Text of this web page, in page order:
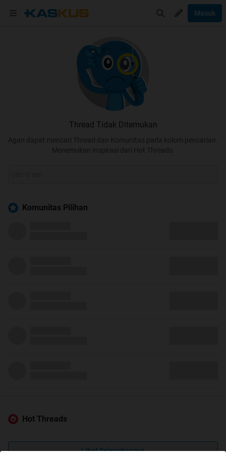
Masuk
Thread Tidak Ditemukan
Agan dapat mencari Thread dan Komunitas pada kolom pencarian.
Menemukan inspirasi dari Hot Threads.
Komunitas Pilihan
Hot Threads
Lihat Selengkapnya